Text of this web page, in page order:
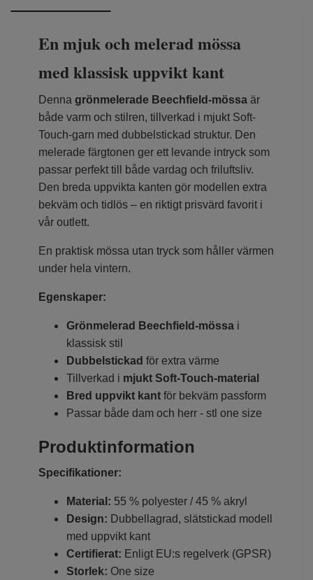
En mjuk och melerad mössa
med klassisk uppvikt kant
Denna grönmelerade Beechfield-mössa är
både varm och stilren, tillverkad i mjukt Soft-
Touch-garn med dubbelstickad struktur. Den
melerade färgtonen ger ett levande intryck som
passar perfekt till både vardag och friluftsliv.
Den breda uppvikta kanten gör modellen extra
bekväm och tidlös – en riktigt prisvärd favorit i
vår outlett.
En praktisk mössa utan tryck som håller värmen
under hela vintern.
Egenskaper:
Grönmelerad Beechfield-mössa i
klassisk stil
Dubbelstickad för extra värme
Tillverkad i mjukt Soft-Touch-material
Bred uppvikt kant för bekväm passform
Passar både dam och herr - stl one size
Produktinformation
Specifikationer:
Material: 55 % polyester / 45 % akryl
Design: Dubbellagrad, slätstickad modell
med uppvikt kant
Certifierat: Enligt EU:s regelverk (GPSR)
Storlek: One size